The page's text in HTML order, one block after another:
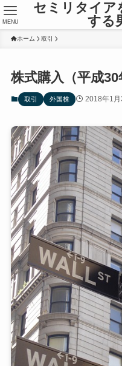
セミリタイア
する
MENU
ホーム 取引
株式購入（平成30
取引 外国株 2018年1月